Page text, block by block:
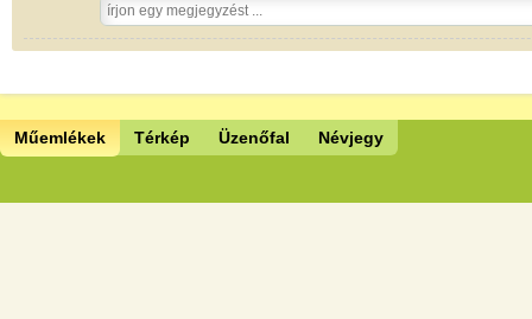
Műemlékek Térkép Üzenőfal Névjegy